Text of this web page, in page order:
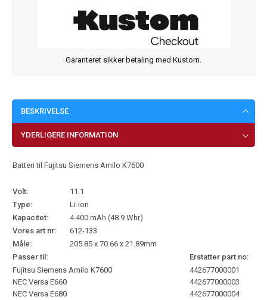
Garanteret sikker betaling med Kustom.
BESKRIVELSE
YDERLIGERE INFORMATION
Batteri til Fujitsu Siemens Amilo K7600
Volt:
11.1
Type:
Li-ion
Kapacitet:
4.400 mAh (48.9 Whr)
Vores art nr:
612-133
Måle:
205.85 x 70.66 x 21.89mm
Passer til:
Erstatter part no:
Fujitsu Siemens Amilo K7600
NEC Versa E660
NEC Versa E680
442677000001
442677000003
442677000004